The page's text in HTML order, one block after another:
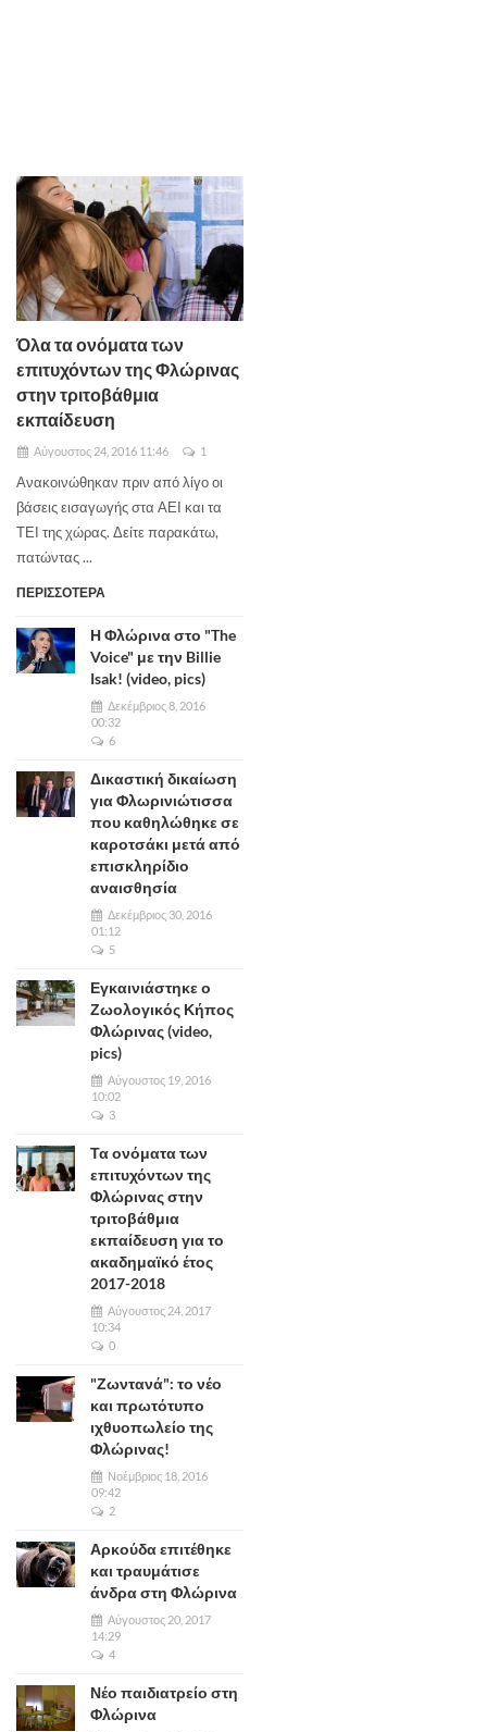
Όλα τα ονόματα των
επιτυχόντων της Φλώρινας
στην τριτοβάθμια
εκπαίδευση
Αύγουστος 24, 2016 11:46 1
Ανακοινώθηκαν πριν από λίγο οι
βάσεις εισαγωγής στα ΑΕΙ και τα
ΤΕΙ της χώρας. Δείτε παρακάτω,
πατώντας ...
ΠΕΡΙΣΣΟΤΕΡΑ
Η Φλώρινα στο "The
Voice" με την Billie
Isak! (video, pics)
Δεκέμβριος 8, 2016
00:32
6
Δικαστική δικαίωση
για Φλωρινιώτισσα
που καθηλώθηκε σε
καροτσάκι μετά από
επισκληρίδιο
αναισθησία
Δεκέμβριος 30, 2016
01:12
5
Εγκαινιάστηκε ο
Ζωολογικός Κήπος
Φλώρινας (video,
pics)
Αύγουστος 19, 2016
10:02
3
Τα ονόματα των
επιτυχόντων της
Φλώρινας στην
τριτοβάθμια
εκπαίδευση για το
ακαδημαϊκό έτος
2017-2018
Αύγουστος 24, 2017
10:34
0
"Ζωντανά": το νέο
και πρωτότυπο
ιχθυοπωλείο της
Φλώρινας!
Νοέμβριος 18, 2016
09:42
2
Αρκούδα επιτέθηκε
και τραυμάτισε
άνδρα στη Φλώρινα
Αύγουστος 20, 2017
14:29
4
Νέο παιδιατρείο στη
Φλώρινα